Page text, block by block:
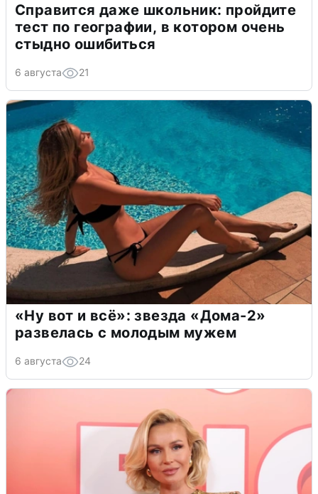
Справится даже школьник: пройдите
тест по географии, в котором очень
стыдно ошибиться
6 августа 21
«Ну вот и всё»: звезда «Дома-2»
развелась с молодым мужем
6 августа 24